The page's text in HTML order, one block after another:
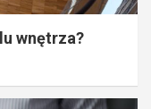
wnętrza?